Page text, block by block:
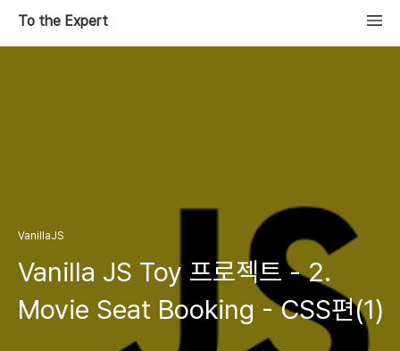
To the Expert
VanillaJS
Vanilla JS Toy 프로젝트 - 2.
Movie Seat Booking - CSS편(1)